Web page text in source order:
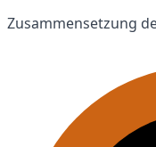
Zusammensetzung